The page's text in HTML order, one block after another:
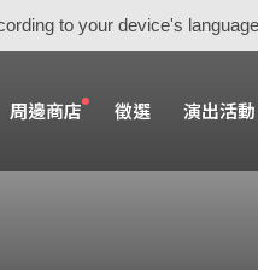
to your device's
周邊商店 徵選 演出活動